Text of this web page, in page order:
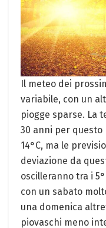
Il meteo dei
variabile, con un
piogge sparse. La
30 anni per
14°C, ma le
deviazione da
oscilleranno tra i
con un sabato
una domenica
piovaschi meno